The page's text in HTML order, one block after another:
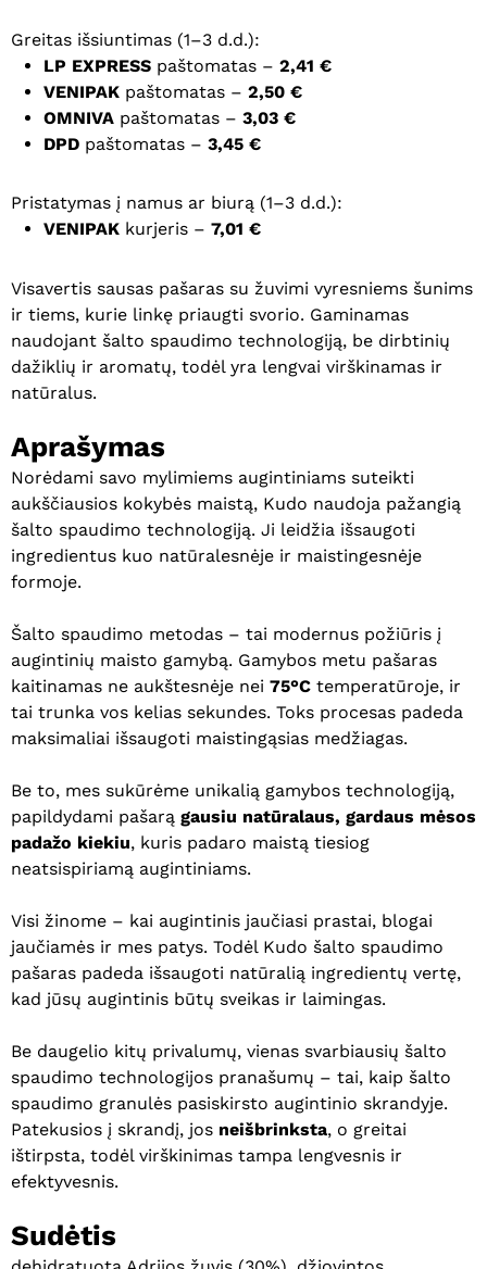
Greitas išsiuntimas (1–3 d.d.):
LP EXPRESS paštomatas – 2,41 €
VENIPAK paštomatas – 2,50 €
OMNIVA paštomatas – 3,03 €
DPD paštomatas – 3,45 €
Pristatymas į namus ar biurą (1–3 d.d.):
VENIPAK kurjeris – 7,01 €
Visavertis sausas pašaras su žuvimi vyresniems šunims
ir tiems, kurie linkę priaugti svorio. Gaminamas
naudojant šalto spaudimo technologiją, be dirbtinių
dažiklių ir aromatų, todėl yra lengvai virškinamas ir
natūralus.
Aprašymas
Norėdami savo mylimiems augintiniams suteikti
aukščiausios kokybės maistą, Kudo naudoja pažangią
šalto spaudimo technologiją. Ji leidžia išsaugoti
ingredientus kuo natūralesnėje ir maistingesnėje
formoje.
Šalto spaudimo metodas – tai modernus požiūris į
augintinių maisto gamybą. Gamybos metu pašaras
kaitinamas ne aukštesnėje nei 75°C temperatūroje, ir
tai trunka vos kelias sekundes. Toks procesas padeda
maksimaliai išsaugoti maistingąsias medžiagas.
Be to, mes sukūrėme unikalią gamybos technologiją,
papildydami pašarą gausiu natūralaus, gardaus mėsos
padažo kiekiu, kuris padaro maistą tiesiog
neatsispiriamą augintiniams.
Visi žinome – kai augintinis jaučiasi prastai, blogai
jaučiamės ir mes patys. Todėl Kudo šalto spaudimo
pašaras padeda išsaugoti natūralią ingredientų vertę,
kad jūsų augintinis būtų sveikas ir laimingas.
Be daugelio kitų privalumų, vienas svarbiausių šalto
spaudimo technologijos pranašumų – tai, kaip šalto
spaudimo granulės pasiskirsto augintinio skrandyje.
Patekusios į skrandį, jos neišbrinksta, o greitai
ištirpsta, todėl virškinimas tampa lengvesnis ir
efektyvesnis.
Sudėtis